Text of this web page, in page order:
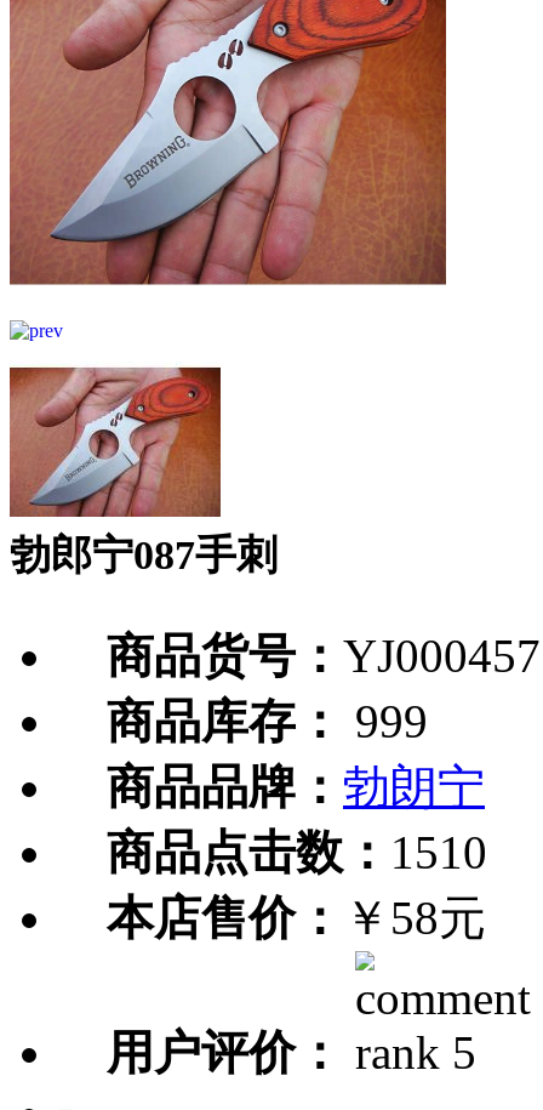
勃郎宁087手刺
商品货号： YJ000457
商品库存：
999
商品品牌： 勃朗宁
商品点击数： 1510
本店售价： ￥58元
用户评价：